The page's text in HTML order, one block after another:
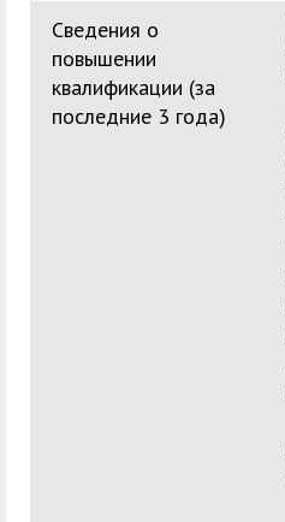
Сведения о
повышении
квалификации (за
последние 3 года)